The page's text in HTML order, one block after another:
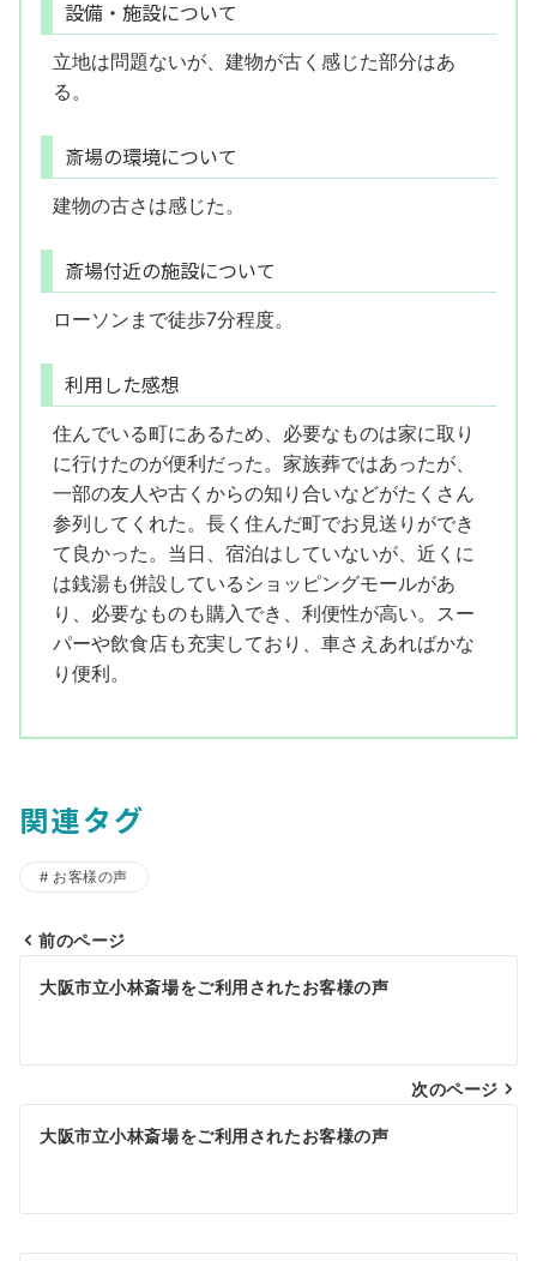
設備・施設について
立地は問題ないが、建物が古く感じた部分はあ
る。
斎場の環境について
建物の古さは感じた。
斎場付近の施設について
ローソンまで徒歩7分程度。
利用した感想
住んでいる町にあるため、必要なものは家に取り
に行けたのが便利だった。家族葬ではあったが、
一部の友人や古くからの知り合いなどがたくさん
参列してくれた。長く住んだ町でお見送りができ
て良かった。当日、宿泊はしていないが、近くに
は銭湯も併設しているショッピングモールがあ
り、必要なものも購入でき、利便性が高い。スー
パーや飲食店も充実しており、車さえあればかな
り便利。
関連タグ
お客様の声
投
ナ
ビ
ゲ
シ
前のページ
大阪市立小林斎場をご利用されたお客様の声
次のページ
大阪市立小林斎場をご利用されたお客様の声